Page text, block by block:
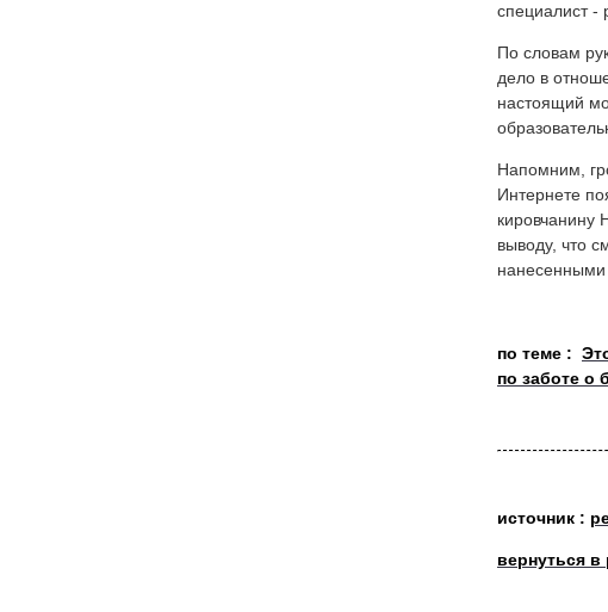
специалист -
По словам
дело в
настоящий
Напомним,
Интернете
выводу, что
по теме :
по заботе о
источник :
вернуться в